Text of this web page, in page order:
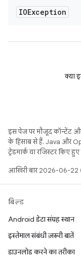
IOException
क्या
इस पेज पर मौजूद कॉन्टेंट
के हिसाब से हैं. Java और
ट्रेडमार्क या रजिस्टर किए हुए
आखिरी बार 2026-06-22
बिल्ड
Android डेटा संग्रह स्थान
इस्तेमाल संबंधी ज़रूरी बातें
डाउनलोड करने का तरीका